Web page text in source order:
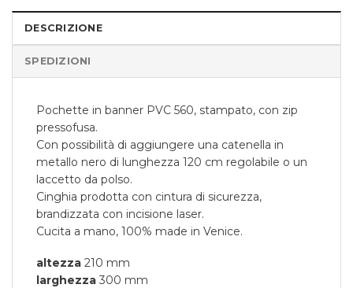
DESCRIZIONE
SPEDIZIONI
Pochette in banner PVC 560, stampato, con zip
pressofusa.
Con possibilità di aggiungere una catenella in
metallo nero di lunghezza 120 cm regolabile o un
laccetto da polso.
Cinghia prodotta con cintura di sicurezza,
brandizzata con incisione laser.
Cucita a mano, 100% made in Venice.
altezza 210 mm
larghezza 300 mm